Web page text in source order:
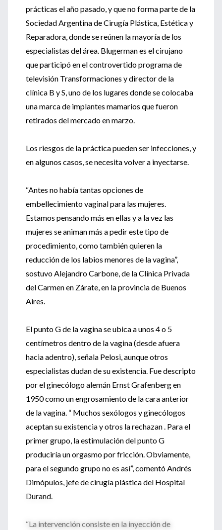
prácticas el año pasado, y que no forma parte de la
Sociedad Argentina de Cirugía Plástica, Estética y
Reparadora, donde se reúnen la mayoría de los
especialistas del área. Blugerman es el cirujano
que participó en el controvertido programa de
televisión Transformaciones y director de la
clínica B y S, uno de los lugares donde se colocaba
una marca de implantes mamarios que fueron
retirados del mercado en marzo.
Los riesgos de la práctica pueden ser infecciones, y
en algunos casos, se necesita volver a inyectarse.
“Antes no había tantas opciones de
embellecimiento vaginal para las mujeres.
Estamos pensando más en ellas y a la vez las
mujeres se animan más a pedir este tipo de
procedimiento, como también quieren la
reducción de los labios menores de la vagina”,
sostuvo Alejandro Carbone, de la Clínica Privada
del Carmen en Zárate, en la provincia de Buenos
Aires.
El punto G de la vagina se ubica a unos 4 o 5
centímetros dentro de la vagina (desde afuera
hacia adentro), señala Pelosi, aunque otros
especialistas dudan de su existencia. Fue descripto
por el ginecólogo alemán Ernst Grafenberg en
1950 como un engrosamiento de la cara anterior
de la vagina. “ Muchos sexólogos y ginecólogos
aceptan su existencia y otros la rechazan . Para el
primer grupo, la estimulación del punto G
produciría un orgasmo por fricción. Obviamente,
para el segundo grupo no es así”, comentó Andrés
Dimópulos, jefe de cirugía plástica del Hospital
Durand.
“La intervención consiste en la inyección de